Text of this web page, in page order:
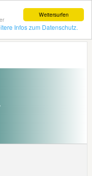
Weitersurfen
Infos zum Datenschutz.